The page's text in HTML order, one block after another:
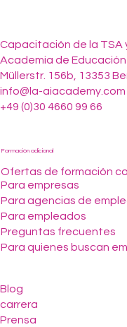
Capacitación de la TSA
Academia de Educación
Müllerstr. 156b, 13353
info@la-aiacademy.com
+49 (0)30 4660 99 66
Formación adicional
Ofertas de formación
Para empresas
Para agencias de
Para empleados
Preguntas frecuentes
Para quienes buscan
Blog
carrera
Prensa